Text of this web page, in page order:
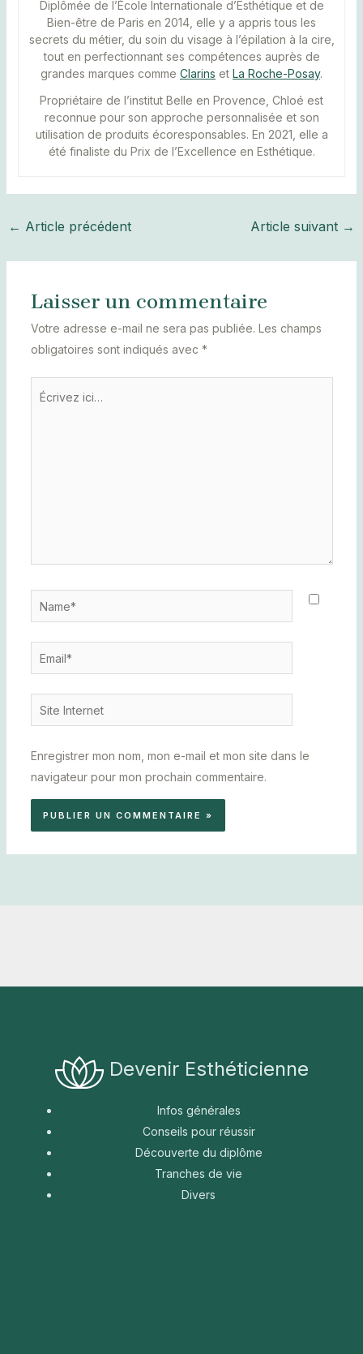
Diplômée de l’École Internationale d’Esthétique et de
Bien-être de Paris en 2014, elle y a appris tous les
secrets du métier, du soin du visage à l’épilation à la cire,
tout en perfectionnant ses compétences auprès de
grandes marques comme Clarins et La Roche-Posay.
Propriétaire de l’institut Belle en Provence, Chloé est
reconnue pour son approche personnalisée et son
utilisation de produits écoresponsables. En 2021, elle a
été finaliste du Prix de l’Excellence en Esthétique.
Navigation
articles
← Article précédent Article suivant →
Laisser un commentaire
Votre adresse e-mail ne sera pas publiée. Les champs
obligatoires sont indiqués avec *
Name*
Email*
Site
Internet
Enregistrer mon nom, mon e-mail et mon site dans le
navigateur pour mon prochain commentaire.
Devenir Esthéticienne
Infos générales
Conseils pour réussir
Découverte du diplôme
Tranches de vie
Divers